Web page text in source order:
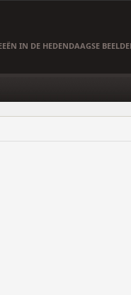
IN DE HEDENDAAGSE